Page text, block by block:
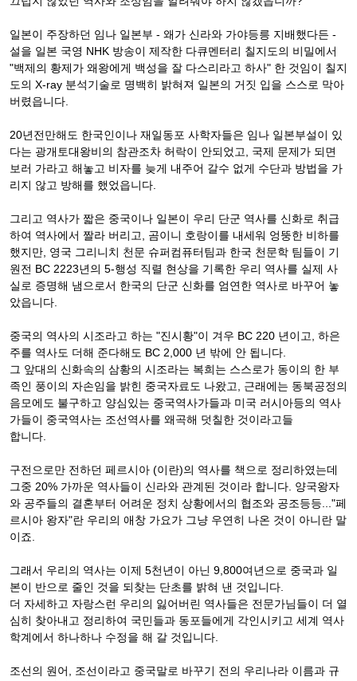
일본이 주장하던 임나 일본부 - 왜가 신라와 가야등릉 지배했다든 -
설을 일본 국영 NHK 방송이 제작한 다큐멘터리 칠지도의 비밀에서
"백제의 황제가 왜왕에게 백성을 잘 다스리라고 하사" 한 것임이 칠지
도의 X-ray 분석기술로 명백히 밝혀져 일본의 거짓 입을 스스로 막아
버렸읍니다.
20년전만해도 한국인이나 재일동포 사학자들은 임나 일본부설이 있
다는 광개토대왕비의 참관조차 허락이 안되었고, 국제 문제가 되면
보러 가라고 해놓고 비자를 늦게 내주어 갈수 없게 수단과 방법을 가
리지 않고 방해를 했었읍니다.
그리고 역사가 짧은 중국이나 일본이 우리 단군 역사를 신화로 취급
하여 역사에서 짤라 버리고, 곰이니 호랑이를 내세워 엉뚱한 비하를
했지만, 영국 그리니치 천문 슈퍼컴퓨터팀과 한국 천문학 팀들이 기
원전 BC 2223년의 5-행성 직렬 현상을 기록한 우리 역사를 실제 사
실로 증명해 냄으로서 한국의 단군 신화를 엄연한 역사로 바꾸어 놓
았읍니다.
중국의 역사의 시조라고 하는 "진시황"이 겨우 BC 220 년이고, 하은
주를 역사도 더해 준다해도 BC 2,000 년 밖에 안 됩니다.
그 앞대의 신화속의 삼황의 시조라는 복희는 스스로가 동이의 한 부
족인 풍이의 자손임을 밝힌 중국자료도 나왔고, 근래에는 동북공정의
음모에도 불구하고 양심있는 중국역사가들과 미국 러시아등의 역사
가들이 중국역사는 조선역사를 왜곡해 덧칠한 것이라고들
합니다.
구전으로만 전하던 페르시아 (이란)의 역사를 책으로 정리하였는데
그중 20% 가까운 역사들이 신라와 관계된 것이라 합니다. 양국왕자
와 공주들의 결혼부터 어려운 정치 상황에서의 협조와 공조등등..."페
르시아 왕자"란 우리의 애창 가요가 그냥 우연히 나온 것이 아니란 말
이죠.
그래서 우리의 역사는 이제 5천년이 아닌 9,800여년으로 중국과 일
본이 반으로 줄인 것을 되찾는 단초를 밝혀 낸 것입니다.
더 자세하고 자랑스런 우리의 잃어버린 역사들은 전문가님들이 더 열
심히 찾아내고 정리하여 국민들과 동포들에게 각인시키고 세계 역사
학계에서 하나하나 수정을 해 갈 것입니다.
조선의 원어, 조선이라고 중국말로 바꾸기 전의 우리나라 이름과 규